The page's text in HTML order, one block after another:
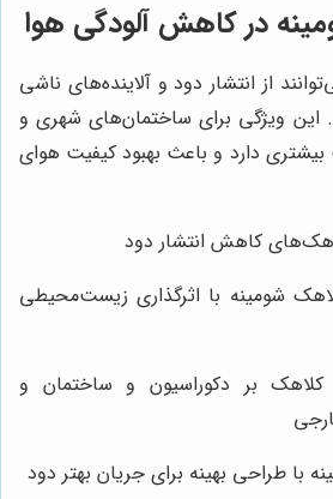
در کاهش آلودگی هوا
از انتشار دود و آلاینده‌های ناشی
این ویژگی برای ساختمان‌های شهری و
دارد و باعث بهبود کیفیت هوای
کاهش انتشار دود
شومینه با اثرگذاری زیست‌محیطی
کلاهک بر دکوراسیون و ساختمان و
با طراحی بهینه برای جریان بهتر دود